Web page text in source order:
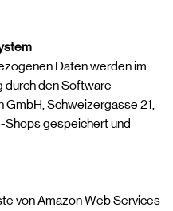
Daten werden im
durch den Software-
Schweizergasse 21,
Shops gespeichert und
von Amazon Web Services